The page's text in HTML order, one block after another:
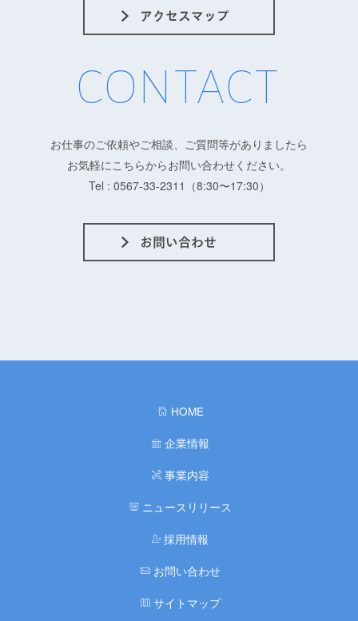
CONTACT
お仕事のご依頼やご相談、ご質問等がありましたら
お気軽にこちらからお問い合わせください。
Tel : 0567-33-2311（8:30〜17:30）
HOME
企業情報
事業内容
ニュースリリース
採用情報
お問い合わせ
サイトマップ